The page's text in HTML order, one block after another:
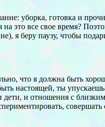
уборка, готовка и
это все свое время?
я беру паузу, чтобы
что я должна быть
настоящей, ты
и отношения с